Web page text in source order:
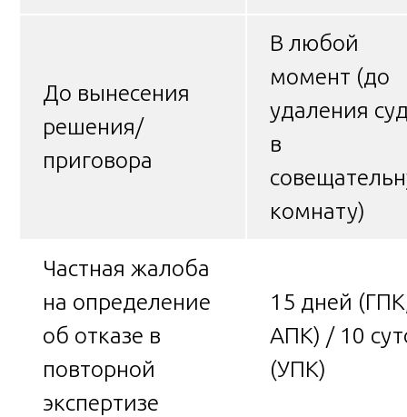
До вынесения
решения/
приговора
В любой
момент (до
удаления
в
комнату)
Частная жалоба
на определение
об отказе в
повторной
экспертизе
15 дней
АПК) / 10
(УПК)